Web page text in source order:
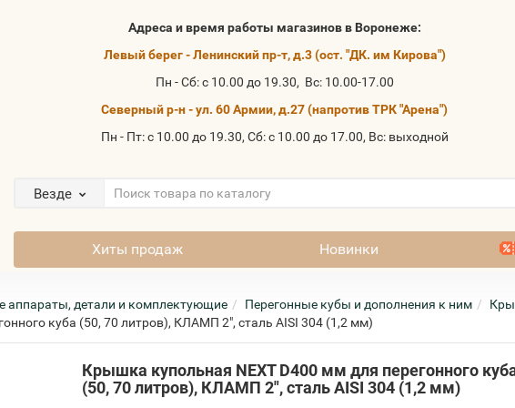
Адреса и время работы магазинов в Воронеже:
Левый берег - Ленинский пр-т, д.3 (ост. "ДК. им Кирова")
Пн - Сб: с 10.00 до 19.30, Вс: 10.00-17.00
Северный р-н - ул. 60 Армии, д.27 (напротив ТРК "Арена")
Пн - Пт: с 10.00 до 19.30, Сб: с 10.00 до 17.00, Вс: выходной
Везде
Хиты продаж Новинки
аппараты, детали и комплектующие Перегонные кубы и дополнения к ним
куба (50, 70 литров), КЛАМП 2", сталь AISI 304 (1,2 мм)
Крышка купольная NEXT D400 мм для перегонного
(50, 70 литров), КЛАМП 2", сталь AISI 304 (1,2 мм)